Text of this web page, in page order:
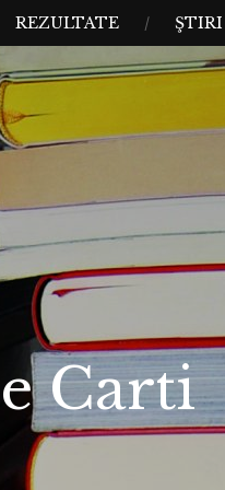
REZULTATE ŞTIRI
Carti